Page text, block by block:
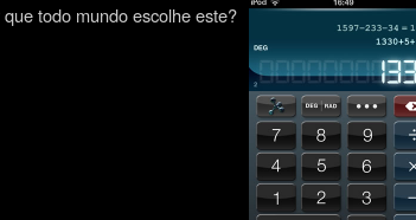
todo mundo escolhe este?